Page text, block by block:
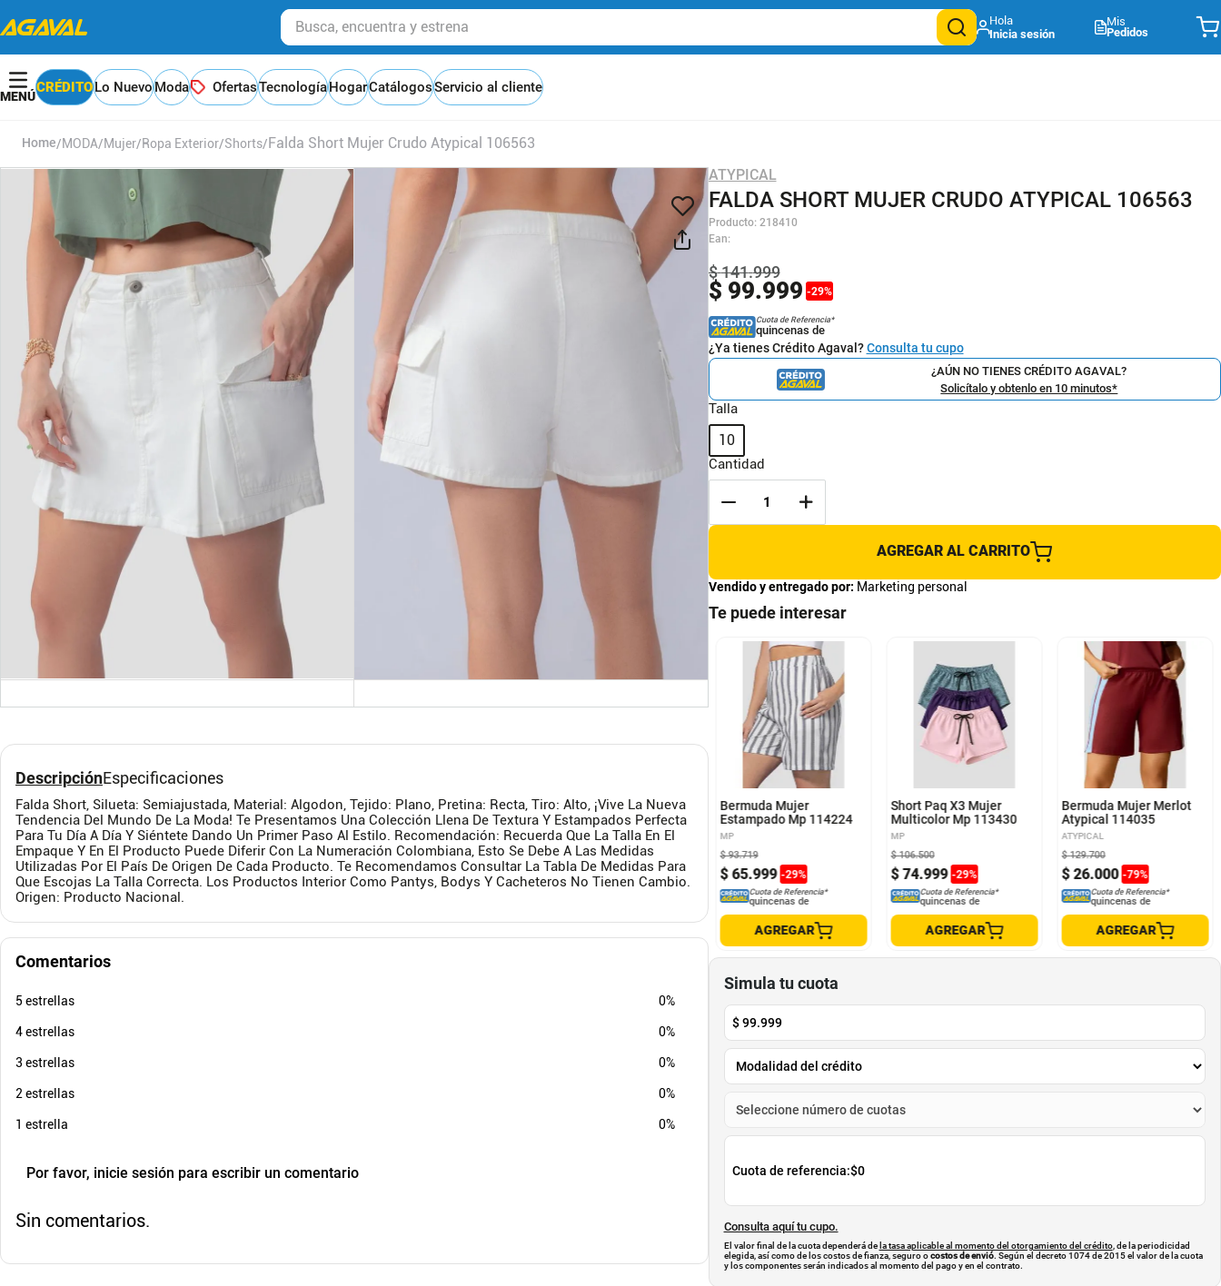
Busca, encuentra y estrena
Mis
Pedidos
CRÉDITOLo NuevoModa OfertasTecnologíaHogarCatálogosServicio al cliente
MODA Mujer Ropa Exterior Shorts Falda Short Mujer Crudo Atypical 106563
DescripciónEspecificaciones
Falda Short, Silueta: Semiajustada, Material: Algodon, Tejido: Plano, Pretina: Recta, Tiro: Alto, ¡Vive La Nueva
Tendencia Del Mundo De La Moda! Te Presentamos Una Colección Llena De Textura Y Estampados Perfecta
Para Tu Día A Día Y Siéntete Dando Un Primer Paso Al Estilo. Recomendación: Recuerda Que La Talla En El
Empaque Y En El Producto Puede Diferir Con La Numeración Colombiana, Esto Se Debe A Las Medidas
Utilizadas Por El País De Origen De Cada Producto. Te Recomendamos Consultar La Tabla De Medidas Para
Que Escojas La Talla Correcta. Los Productos Interior Como Pantys, Bodys Y Cacheteros No Tienen Cambio.
Origen: Producto Nacional.
Comentarios
5 estrellas 0%
4 estrellas 0%
3 estrellas 0%
2 estrellas 0%
1 estrella 0%
Por favor, inicie sesión para escribir un comentario
Sin comentarios.
ATYPICAL
FALDA SHORT MUJER CRUDO ATYPICAL 106563
Producto: 218410
Ean:
$ 99.999 -29%
$141.999
Cuota de Referencia*
quincenas de
¿Ya tienes Crédito Agaval?Consulta tu cupo
¿AÚN NO TIENES CRÉDITO AGAVAL?
Solicítalo y obtenlo en 10 minutos*
Talla
10
Cantidad
AGREGAR AL CARRITO
Vendido y entregado por: Marketing personal
Te puede interesar
XS
Short con pretina
elástica y textura gris
$ 64.950 -50 %
$ 129.900
Palmetto Slate Mujer
$ 189.900
Cuota de Referencia*
XL
Multicolor Mp 76308
$ 37.500 -75%
$ 150 .000
14
Bermuda Mujer
Estampado Mp 114224
MP
$ 65.999 -29%
$ 93.719
Cuota de Referencia*
quincenas de
AGREGAR
Short Paq X3 Mujer
Multicolor Mp 113430
MP
$ 74.999 -29%
$ 106.500
Cuota de Referencia*
quincenas de
AGREGAR
Bermuda Mujer Merlot
Atypical 114035
ATYPICAL
$ 26.000 -79%
$ 129.700
Cuota de Referencia*
quincenas de
AGREGAR
Simula tu cuota
$99.999
Cuota de referencia:$0
Consulta aquí tu cupo.
El valor final de la cuota dependerá de la tasa aplicable al momento del otorgamiento del crédito, de la periodicidad
elegida, así como de los costos de fianza, seguro ocostos de envió. Según el decreto 1074 de 2015 el valor de la cuota
y los componentes serán indicados al momento del pago y en el contrato.